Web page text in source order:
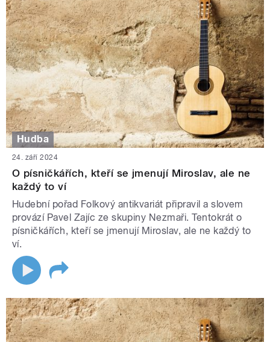
Hudba
24. září 2024
O písničkářích, kteří se jmenují Miroslav, ale ne
každý to ví
Hudební pořad Folkový antikvariát připravil a slovem
provází Pavel Zajíc ze skupiny Nezmaři. Tentokrát o
písničkářích, kteří se jmenují Miroslav, ale ne každý to
ví.